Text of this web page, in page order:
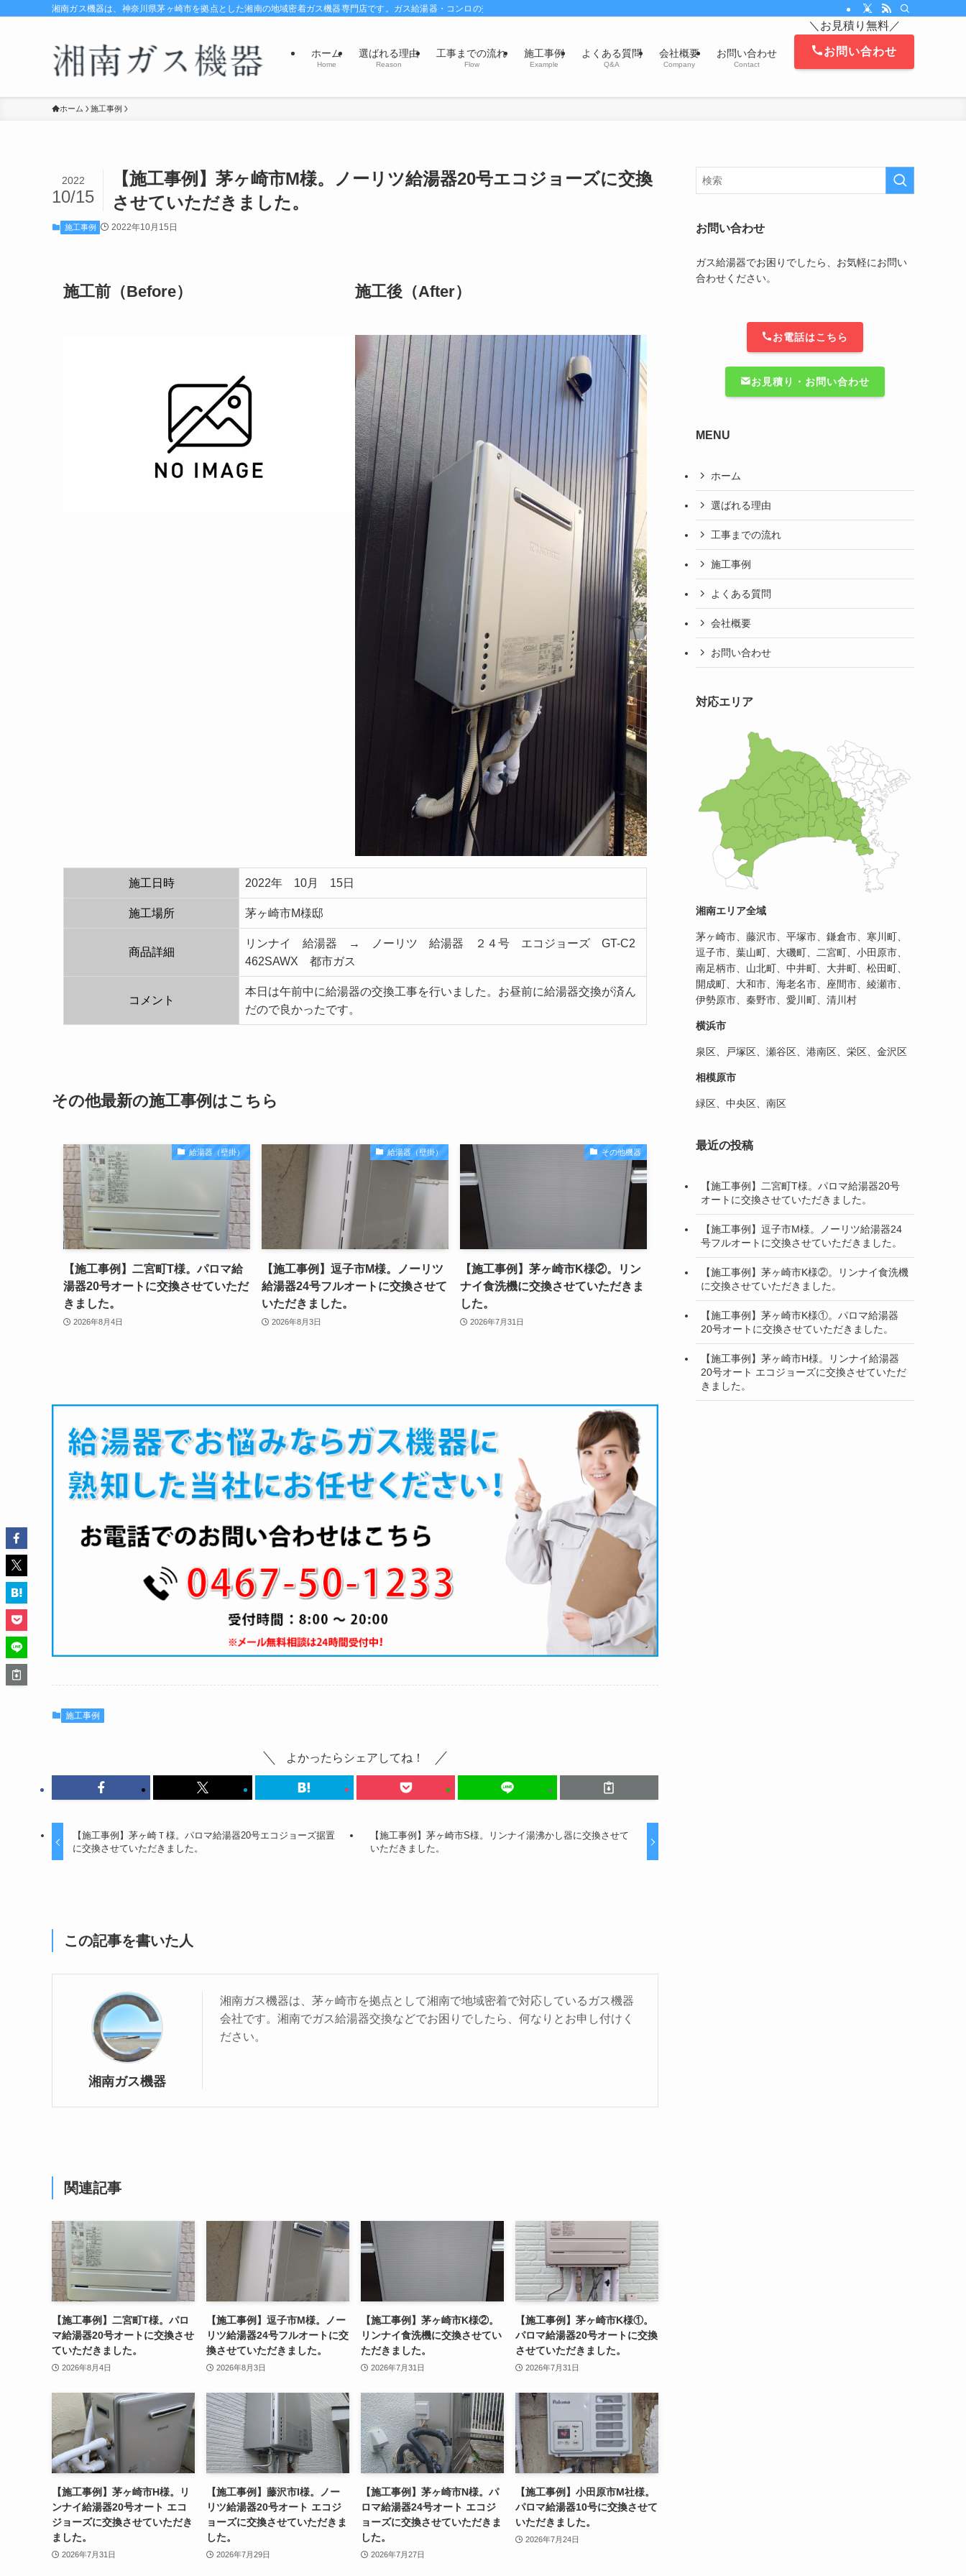
湘南ガス機器は、神奈川県茅ヶ崎市を拠点とした湘南の地域密着ガス機器専門店です。ガス給湯器・コンロの交換・風呂釜交換修理はお任せください。対応エリアは、茅ヶ崎市、藤沢市、平塚市、鎌倉市、寒川町、逗子市、葉山町
ホーム
Home
選ばれる理由
Reason
工事までの流れ
Flow
施工事例
Example
よくある質問
Q&A
会社概要
Company
お問い合わせ
Contact
＼お見積り無料／
お問い合わせ
ホーム 施工事例
【施工事例】茅ヶ崎市M様。ノーリツ給湯器20号エコジョーズに交換
させていただきました。
2022
10/15
施工事例 2022年10月15日
施工前（Before） 施工後（After）
施工日時 2022年 10月 15日
施工場所 茅ヶ崎市M様邸
商品詳細
リンナイ 給湯器 → ノーリツ 給湯器 ２４号 エコジョーズ GT-C2
462SAWX 都市ガス
コメント
本日は午前中に給湯器の交換工事を行いました。お昼前に給湯器交換が済ん
だので良かったです。
その他最新の施工事例はこちら
給湯器（壁掛）
【施工事例】二宮町T様。パロマ給
湯器20号オートに交換させていただ
きました。
2026年8月4日
給湯器（壁掛）
【施工事例】逗子市M様。ノーリツ
給湯器24号フルオートに交換させて
いただきました。
2026年8月3日
その他機器
【施工事例】茅ヶ崎市K様②。リン
ナイ食洗機に交換させていただきま
した。
2026年7月31日
施工事例
よかったらシェアしてね！
【施工事例】茅ヶ崎Ｔ様。パロマ給湯器20号エコジョーズ据置
に交換させていただきました。
【施工事例】茅ヶ崎市S様。リンナイ湯沸かし器に交換させて
いただきました。
この記事を書いた人
湘南ガス機器
湘南ガス機器は、茅ヶ崎市を拠点として湘南で地域密着で対応しているガス機器
会社です。湘南でガス給湯器交換などでお困りでしたら、何なりとお申し付けく
ださい。
関連記事
【施工事例】二宮町T様。パロ
マ給湯器20号オートに交換させ
ていただきました。
2026年8月4日
【施工事例】逗子市M様。ノー
リツ給湯器24号フルオートに交
換させていただきました。
2026年8月3日
【施工事例】茅ヶ崎市K様②。
リンナイ食洗機に交換させてい
ただきました。
2026年7月31日
【施工事例】茅ヶ崎市K様①。
パロマ給湯器20号オートに交換
させていただきました。
2026年7月31日
【施工事例】茅ヶ崎市H様。リ
ンナイ給湯器20号オート エコ
ジョーズに交換させていただき
ました。
2026年7月31日
【施工事例】藤沢市I様。ノー
リツ給湯器20号オート エコジ
ョーズに交換させていただきま
した。
2026年7月29日
【施工事例】茅ヶ崎市N様。パ
ロマ給湯器24号オート エコジ
ョーズに交換させていただきま
した。
2026年7月27日
【施工事例】小田原市M社様。
パロマ給湯器10号に交換させて
いただきました。
2026年7月24日
お問い合わせ
ガス給湯器でお困りでしたら、お気軽にお問い
合わせください。
お電話はこちら
お見積り・お問い合わせ
MENU
ホーム
選ばれる理由
工事までの流れ
施工事例
よくある質問
会社概要
お問い合わせ
対応エリア
湘南エリア全域
茅ヶ崎市、藤沢市、平塚市、鎌倉市、寒川町、
逗子市、葉山町、大磯町、二宮町、小田原市、
南足柄市、山北町、中井町、大井町、松田町、
開成町、大和市、海老名市、座間市、綾瀬市、
伊勢原市、秦野市、愛川町、清川村
横浜市
泉区、戸塚区、瀬谷区、港南区、栄区、金沢区
相模原市
緑区、中央区、南区
最近の投稿
【施工事例】二宮町T様。パロマ給湯器20号
オートに交換させていただきました。
【施工事例】逗子市M様。ノーリツ給湯器24
号フルオートに交換させていただきました。
【施工事例】茅ヶ崎市K様②。リンナイ食洗機
に交換させていただきました。
【施工事例】茅ヶ崎市K様①。パロマ給湯器
20号オートに交換させていただきました。
【施工事例】茅ヶ崎市H様。リンナイ給湯器
20号オート エコジョーズに交換させていただ
きました。